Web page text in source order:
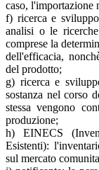
caso, l'importazione
f) ricerca e
analisi o le
comprese la
dell'efficacia,
del prodotto;
g) ricerca e
sostanza nel corso
stessa vengono
produzione;
h) EINECS
Esistenti):
sul mercato